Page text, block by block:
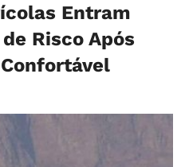
Entram
Risco Após